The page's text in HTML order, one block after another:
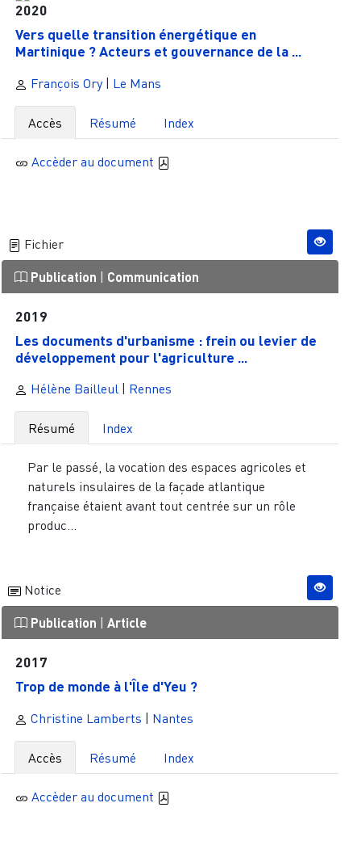
2020
Vers quelle transition énergétique en
Martinique ? Acteurs et gouvernance de la ...
François Ory| Le Mans
Accès Résumé Index
Accèder au document
Fichier
Publication Communication
2019
Les documents d'urbanisme : frein ou levier de
développement pour l'agriculture ...
Hélène Bailleul| Rennes
Résumé Index
Par le passé, la vocation des espaces agricoles et
naturels insulaires de la façade atlantique
française étaient avant tout centrée sur un rôle
produc...
Notice
Publication Article
2017
Trop de monde à l'Île d'Yeu ?
Christine Lamberts | Nantes
Accès Résumé Index
Accèder au document